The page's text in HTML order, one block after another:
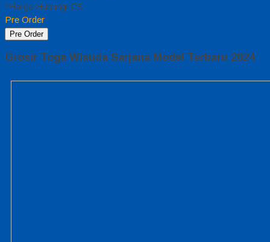
*Harga Hubungi CS
Pre Order
Pre Order
Grosir Toga Wisuda Sarjana Model Terbaru 2024